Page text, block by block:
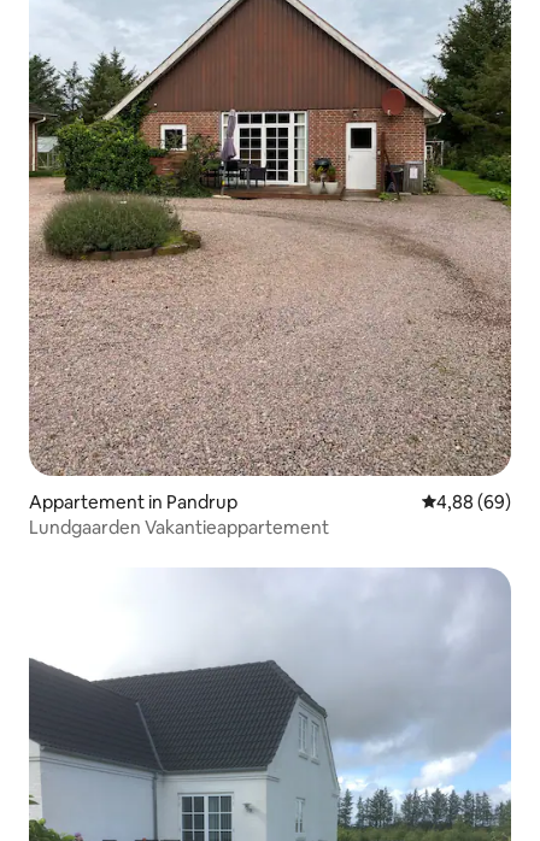
Appartement in Pandrup Gemiddelde
4,88 (69)
Lundgaarden Vakantieappartement